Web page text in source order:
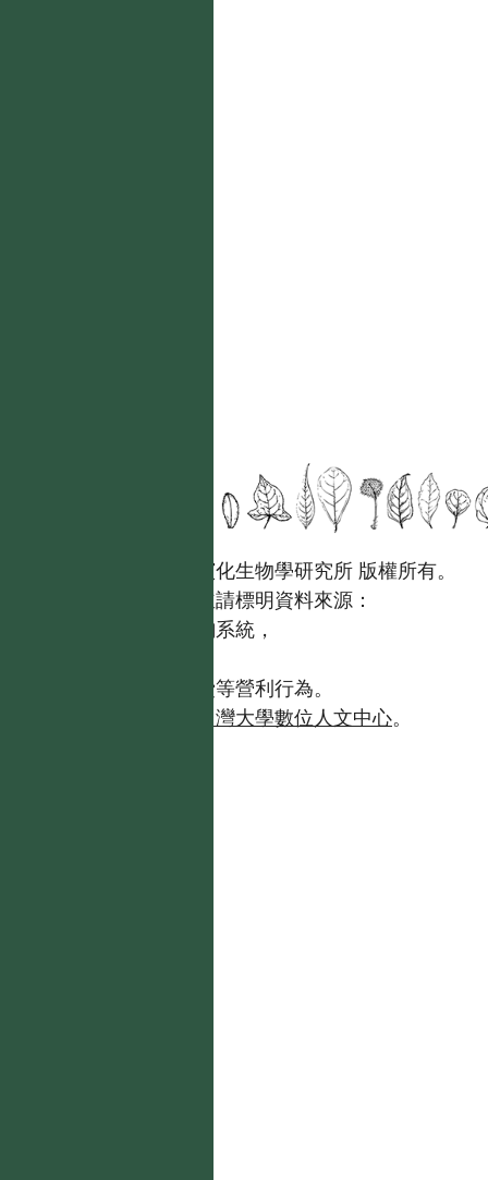
國立台灣大學生態學與演化生物學研究所 版權所有。
歡迎引用本網站資料，並請標明資料來源：
【台灣植物資訊整合查詢系統，
且不得有收取資料查詢費等營利行為。
台灣大學數位人文中心。